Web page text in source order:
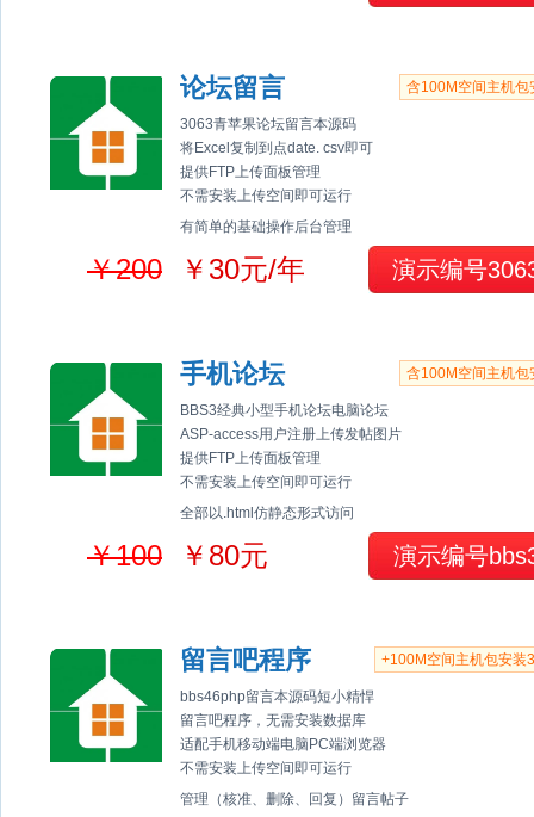
￥200
含100M空间主机包
论坛留言
3063青苹果论坛留言本源码
将Excel复制到点date. csv即可
提供FTP上传面板管理
不需安装上传空间即可运行
有简单的基础操作后台管理
演示编号
￥30元/年
￥100
含100M空间主机包
手机论坛
BBS3经典小型手机论坛电脑论坛
ASP-access用户注册上传发帖图片
提供FTP上传面板管理
不需安装上传空间即可运行
全部以.html仿静态形式访问
演示编号
￥80元
+100M空间主机包安装
留言吧程序
bbs46php留言本源码短小精悍
留言吧程序，无需安装数据库
适配手机移动端电脑PC端浏览器
不需安装上传空间即可运行
管理（核准、删除、回复）留言帖子